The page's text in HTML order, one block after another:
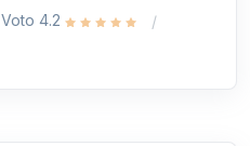
Voto 4.2